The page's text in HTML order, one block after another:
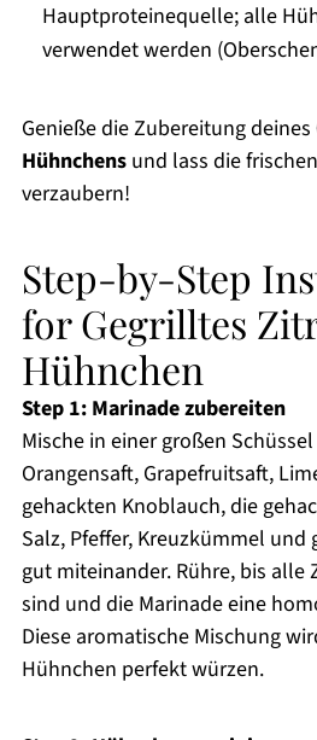
Hauptproteinequelle; alle
verwendet werden
Genieße die Zubereitung deines
Hühnchensund lass die
verzaubern!
Step-by-Step
for Gegrilltes
Hühnchen
Step 1: Marinade zubereiten
Mische in einer großen
Orangensaft, Grapefruitsaft,
gehackten Knoblauch, die
Salz, Pfeffer, Kreuzkümmel
gut miteinander. Rühre, bis alle
sind und die Marinade eine
Diese aromatische Mischung
Hühnchen perfekt würzen.